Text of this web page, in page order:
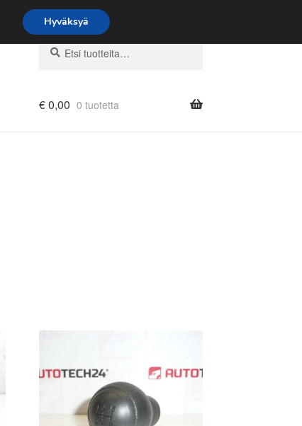
Etsi:
Haku
€0,00 0 tuotetta
Hyväksyä